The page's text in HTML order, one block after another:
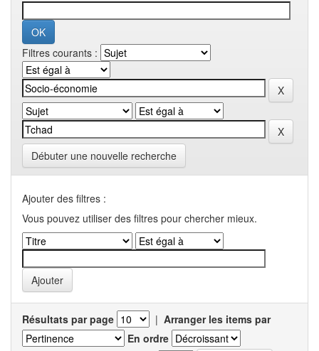
Filtres courants :
Débuter une nouvelle recherche
Ajouter des filtres :
Vous pouvez utiliser des filtres pour chercher mieux.
Résultats par page | Arranger les items par
En ordre